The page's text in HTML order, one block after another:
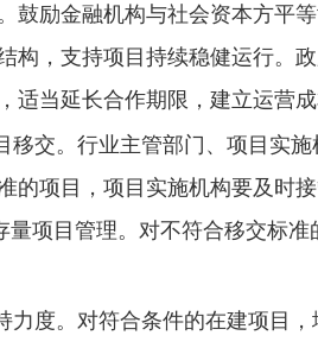
鼓励金融机构与社会资本方平
构，支持项目持续稳健运行。
适当延长合作期限，建立运营
移交。 行业主管部门、项目实
的项目，项目实施机构要及时
量项目管理。对不符合移交标准
力度。 对符合条件的在建项目